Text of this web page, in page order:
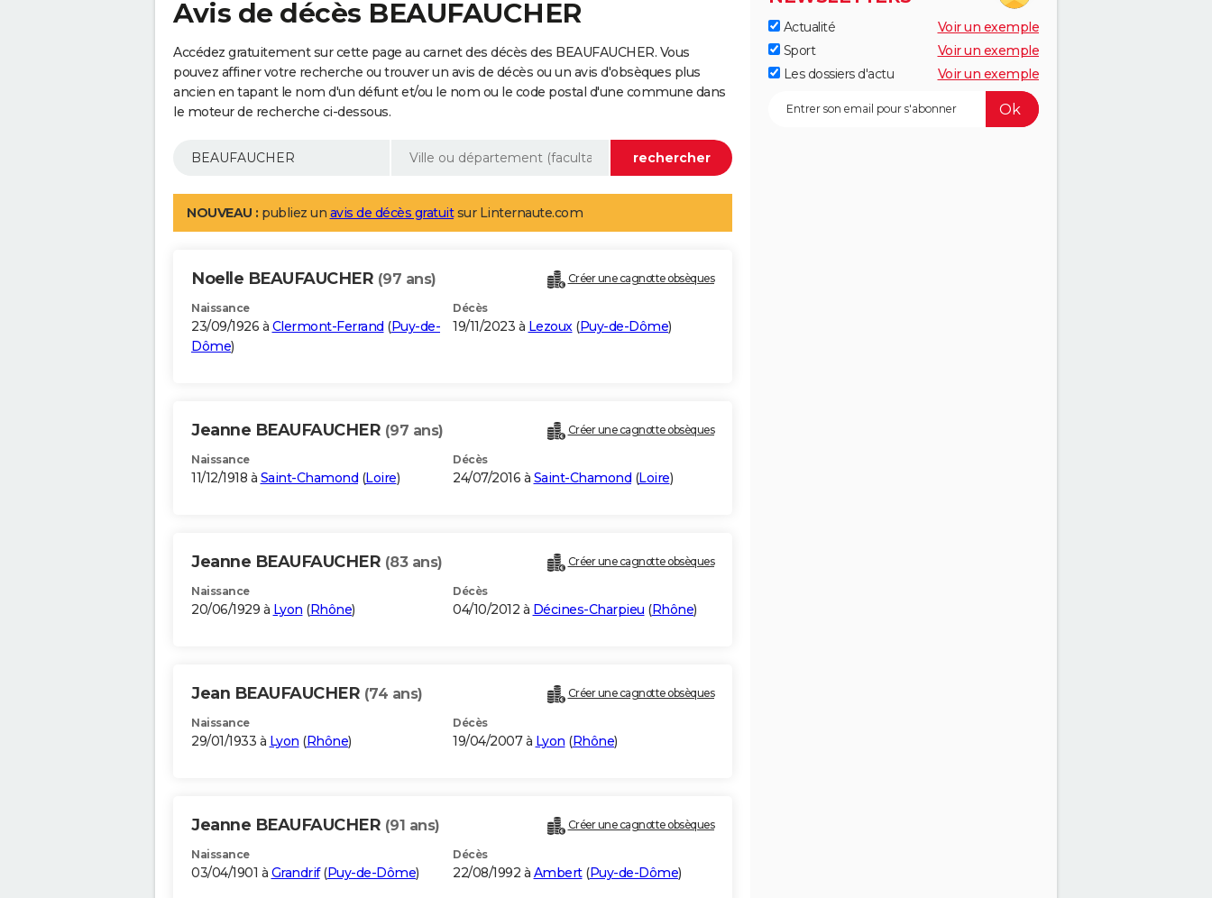
Avis de décès BEAUFAUCHER
Accédez gratuitement sur cette page au carnet des décès des BEAUFAUCHER. Vous
pouvez affiner votre recherche ou trouver un avis de décès ou un avis d'obsèques plus
ancien en tapant le nom d'un défunt et/ou le nom ou le code postal d'une commune dans
le moteur de recherche ci-dessous.
NOUVEAU : publiez un avis de décès gratuitsur Linternaute.com
Noelle BEAUFAUCHER (97 ans) Créer une cagnotte obsèques
Naissance
23/09/1926 à Clermont-Ferrand (Puy-de-
Dôme)
Décès
19/11/2023 à Lezoux(Puy-de-Dôme)
Jeanne BEAUFAUCHER (97 ans) Créer une cagnotte obsèques
Naissance
11/12/1918 à Saint-Chamond (Loire)
Décès
24/07/2016 à Saint-Chamond (Loire)
Jeanne BEAUFAUCHER (83 ans) Créer une cagnotte obsèques
Naissance
20/06/1929 à Lyon (Rhône)
Décès
04/10/2012 à Décines-Charpieu (Rhône)
Jean BEAUFAUCHER (74 ans) Créer une cagnotte obsèques
Naissance
29/01/1933 à Lyon (Rhône)
Décès
19/04/2007 à Lyon (Rhône)
Jeanne BEAUFAUCHER (91 ans) Créer une cagnotte obsèques
Naissance
03/04/1901 à Grandrif(Puy-de-Dôme)
Décès
22/08/1992 à Ambert(Puy-de-Dôme)
Actualité
Voir un exemple
Sport
Voir un exemple
Les dossiers d'actu
Voir un exemple